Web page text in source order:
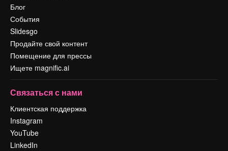
Блог
События
Slidesgo
Продайте свой контент
Помещение для прессы
Ищете magnific.ai
Связаться с нами
Клиентская поддержка
Instagram
YouTube
LinkedIn